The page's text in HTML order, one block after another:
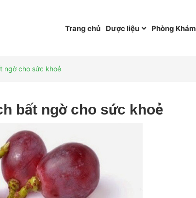
Trang chủ Dược liệu Phòng Khám
ngờ cho sức khoẻ
bất ngờ cho sức khoẻ